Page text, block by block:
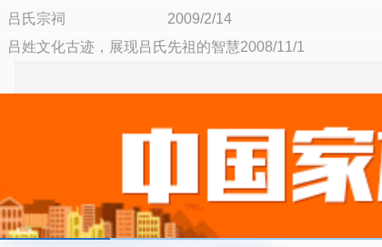
吕氏宗祠 2009/2/14
吕姓文化古迹，展现吕氏先祖的智慧2008/11/1